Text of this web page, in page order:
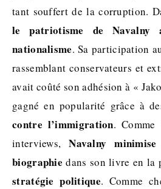
tant souffert de la corruption.
le patriotisme de
nationalisme. Sa participation
rassemblant conservateurs et
avait coûté son adhésion à «
gagné en popularité grâce à
contre l’immigration. Comme
interviews,Navalny
biographie dans son livre en la
stratégie politique. Comme